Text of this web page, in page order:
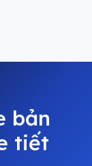
bản
tiết